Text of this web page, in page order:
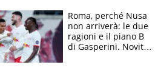
Roma, perché Nusa
non arriverà: le due
ragioni e il piano B
di Gasperini. Novità